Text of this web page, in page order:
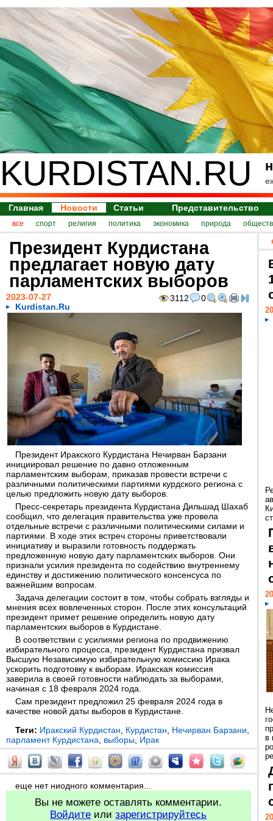
KURDISTAN.RU
Главная Новости Статьи Представительство
все спорт религия политика экономика природа
Президент Курдистана
предлагает новую дату
парламентских выборов
3112 0
2023-07-27
Kurdistan.Ru
Президент Иракского Курдистана Нечирван Барзани
инициировал решение по давно отложенным
парламентским выборам, приказав провести встречи с
различными политическими партиями курдского региона с
целью предложить новую дату выборов.
Пресс-секретарь президента Курдистана Дильшад Шахаб
сообщил, что делегация правительства уже провела
отдельные встречи с различными политическими силами и
партиями. В ходе этих встреч стороны приветствовали
инициативу и выразили готовность поддержать
предложенную новую дату парламентских выборов. Они
признали усилия президента по содействию внутреннему
единству и достижению политического консенсуса по
важнейшим вопросам.
Задача делегации состоит в том, чтобы собрать взгляды и
мнения всех вовлеченных сторон. После этих консультаций
президент примет решение определить новую дату
парламентских выборов в Курдистане.
В соответствии с усилиями региона по продвижению
избирательного процесса, президент Курдистана призвал
Высшую Независимую избирательную комиссию Ирака
ускорить подготовку к выборам. Иракская комиссия
заверила в своей готовности наблюдать за выборами,
начиная с 18 февраля 2024 года.
Сам президент предложил 25 февраля 2024 года в
качестве новой даты выборов в Курдистане.
Теги: Иракский Курдистан Курдистан Нечирван Барзани
парламент Курдистана
выборы Ирак
еще нет ниодного комментария...
Вы не можете оставлять комментарии.
Войдите илизарегистрируйтесь
в